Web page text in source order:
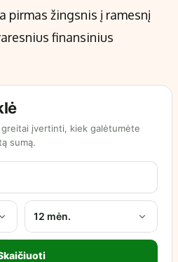
pirmas žingsnis į ramesnį
finansinius